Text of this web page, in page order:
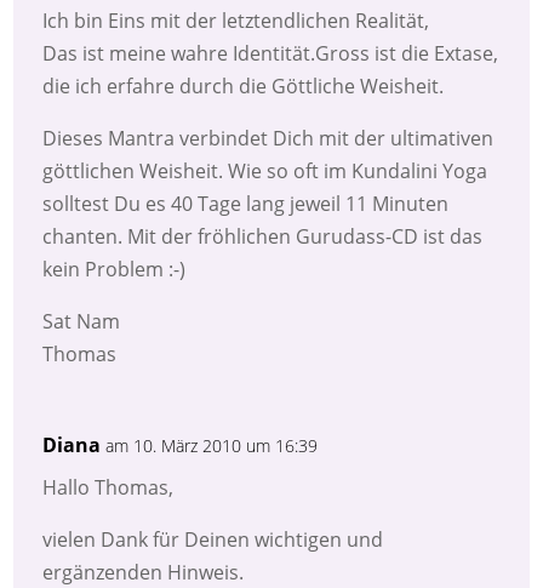
Ich bin Eins mit der letztendlichen Realität,
Das ist meine wahre Identität.Gross ist die Extase,
die ich erfahre durch die Göttliche Weisheit.
Dieses Mantra verbindet Dich mit der ultimativen
göttlichen Weisheit. Wie so oft im Kundalini Yoga
solltest Du es 40 Tage lang jeweil 11 Minuten
chanten. Mit der fröhlichen Gurudass-CD ist das
kein Problem :-)
Sat Nam
Thomas
Diana am 10. März 2010 um 16:39
Hallo Thomas,
vielen Dank für Deinen wichtigen und
ergänzenden Hinweis.